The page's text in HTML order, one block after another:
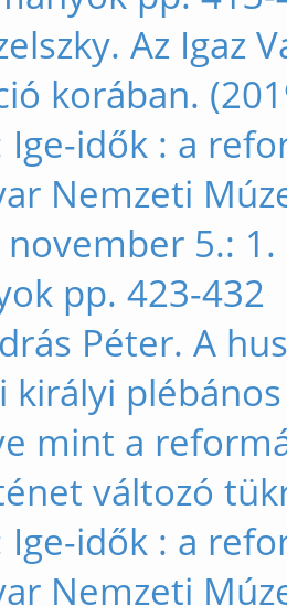
Az Igaz
korában.
Ige-idők : a
Nemzeti
5.:
pp. 423-432
Péter. A
királyi plébános
mint a
változó
Ige-idők : a
Nemzeti